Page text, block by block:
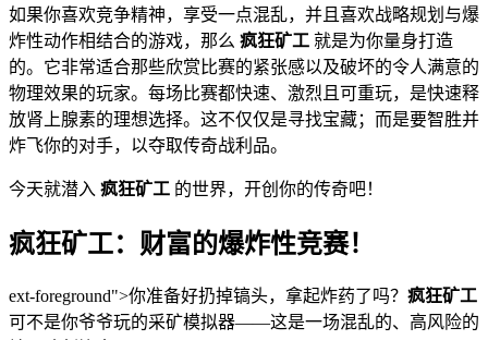
如果你喜欢竞争精神，享受一点混乱，并且喜欢战略规划与爆
炸性动作相结合的游戏，那么 疯狂矿工 就是为你量身打造
的。它非常适合那些欣赏比赛的紧张感以及破坏的令人满意的
物理效果的玩家。每场比赛都快速、激烈且可重玩，是快速释
放肾上腺素的理想选择。这不仅仅是寻找宝藏；而是要智胜并
炸飞你的对手，以夺取传奇战利品。
今天就潜入 疯狂矿工 的世界，开创你的传奇吧！
疯狂矿工：财富的爆炸性竞赛！
ext-foreground">你准备好扔掉镐头，拿起炸药了吗？ 疯狂矿工
可不是你爷爷玩的采矿模拟器——这是一场混乱的、高风险的